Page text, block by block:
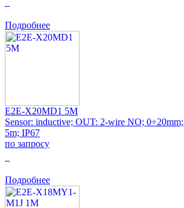
Подробнее
E2E-X20MD1 5M
Sensor: inductive; OUT: 2-wire NO;
5m; IP67
по запросу
Подробнее